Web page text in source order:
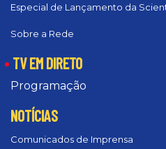
Especial de Lançamento da
Sobre a Rede
TV EM DIRETO
Programação
NOTÍCIAS
Comunicados de Imprensa